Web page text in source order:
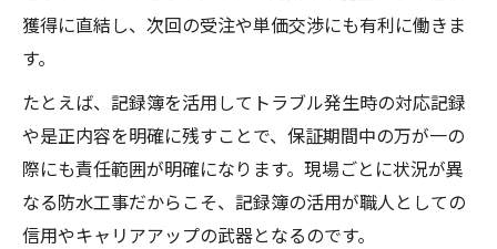
獲得に直結し、次回の受注や単価交渉にも有利に働きま
す。
たとえば、記録簿を活用してトラブル発生時の対応記録
や是正内容を明確に残すことで、保証期間中の万が一の
際にも責任範囲が明確になります。現場ごとに状況が異
なる防水工事だからこそ、記録簿の活用が職人としての
信用やキャリアアップの武器となるのです。